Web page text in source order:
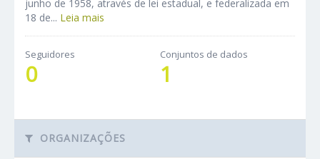
junho de 1958, através de lei estadual, e federalizada em
18 de... Leia mais
Seguidores
0
Conjuntos de dados
1
ORGANIZAÇÕES